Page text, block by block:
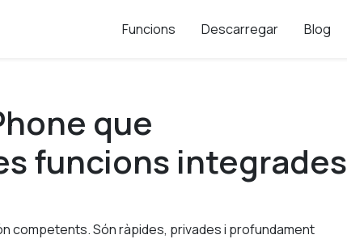
Funcions Descarregar Blog
que
funcions integrades
competents. Són ràpides, privades i profundament